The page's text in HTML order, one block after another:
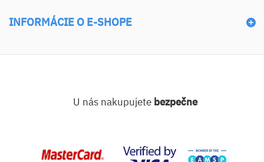
INFORMÁCIE O E-SHOPE
U nás nakupujete bezpečne